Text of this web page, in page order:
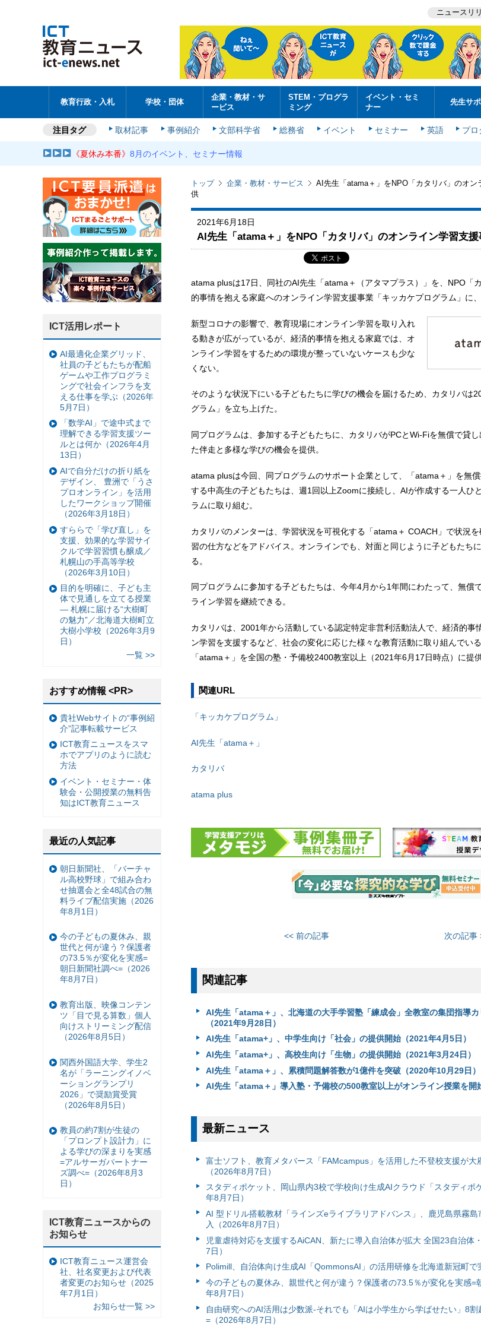
ニュースリ
教育行政・入札 学校・団体
企業・教材・サ
ービス
STEM・プログラ
ミング
イベント・セミ
ナー
先生サ
注目タグ 取材記事 事例紹介 文部科学省 総務省 イベント セミナー 英語 プロ
《夏休み本番》8月のイベント、セミナー情報
トップ 企業・教材・サービス
AI先生「atama＋」をNPO「カタリバ」のオン
供
2021年6月18日
AI先生「atama＋」をNPO「カタリバ」のオンライン学習支
atama plusは17日、同社のAI先生「atama＋（アタマプラス）」を、NPO「
的事情を抱える家庭へのオンライン学習支援事業「キッカケプログラム」に
新型コロナの影響で、教育現場にオンライン学習を取り入れ
る動きが広がっているが、経済的事情を抱える家庭では、オ
ンライン学習をするための環境が整っていないケースも少な
くない。
そのような状況下にいる子どもたちに学びの機会を届けるため、カタリバは
グラム」を立ち上げた。
同プログラムは、参加する子どもたちに、カタリバがPCとWi-Fiを無償で貸
た伴走と多様な学びの機会を提供。
atama plusは今回、同プログラムのサポート企業として、「atama＋」を無
する中高生の子どもたちは、週1回以上Zoomに接続し、AIが作成する一人ひ
ラムに取り組む。
カタリバのメンターは、学習状況を可視化する「atama＋ COACH」で状況
習の仕方などをアドバイス。オンラインでも、対面と同じように子どもたち
る。
同プログラムに参加する子どもたちは、今年4月から1年間にわたって、無償
ライン学習を継続できる。
カタリバは、2001年から活動している認定特定非営利活動法人で、経済的事
ン学習を支援するなど、社会の変化に応じた様々な教育活動に取り組んでい
「atama＋」を全国の塾・予備校2400教室以上（2021年6月17日時点）に提
関連URL
「キッカケプログラム」
AI先生「atama＋」
カタリバ
atama plus
<< 前の記事 次の記事
関連記事
AI先生「atama＋」、北海道の大手学習塾「練成会」全教室の集団指導カ
（2021年9月28日）
AI先生「atama+」、中学生向け「社会」の提供開始（2021年4月5日）
AI先生「atama+」、高校生向け「生物」の提供開始（2021年3月24日）
AI先生「atama＋」、累積問題解答数が1億件を突破（2020年10月29日）
AI先生「atama＋」導入塾・予備校の500教室以上がオンライン授業を開
最新ニュース
富⼠ソフト、教育メタバース「FAMcampus」を活用した不登校支援が大
（2026年8月7日）
スタディポケット、岡山県内3校で学校向け生成AIクラウド「スタディポ
年8月7日）
AI 型ドリル搭載教材「ラインズeライブラリアドバンス」、鹿児島県霧
入（2026年8月7日）
児童虐待対応を支援するAiCAN、新たに導入自治体が拡大 全国23自治体
7日）
Polimill、自治体向け生成AI「QommonsAI」の活用研修を北海道新冠町で
今の子どもの夏休み、親世代と何が違う？保護者の73.5％が変化を実感=
年8月7日）
自由研究へのAI活用は少数派-それでも「AIは小学生から学ばせたい」8
=（2026年8月7日）
ICT活用レポート
AI最適化企業グリッド、
社員の子どもたちが配船
ゲームや工作プログラミ
ングで社会インフラを支
える仕事を学ぶ（2026年
5月7日）
「数学AI」で途中式まで
理解できる学習支援ツー
ルとは何か（2026年4月
13日）
AIで自分だけの折り紙を
デザイン、 豊洲で「うさ
プロオンライン」を活用
したワークショップ開催
（2026年3月18日）
すららで「学び直し」を
支援、効果的な学習サイ
クルで学習習慣も醸成／
札幌山の手高等学校
（2026年3月10日）
目的を明確に、子ども主
体で見通しを立てる授業
— 札幌に届ける“大樹町
の魅力”／北海道大樹町立
大樹小学校（2026年3月9
日）
一覧 >>
おすすめ情報 <PR>
貴社Webサイトの“事例紹
介”記事転載サービス
ICT教育ニュースをスマ
ホでアプリのように読む
方法
イベント・セミナー・体
験会・公開授業の無料告
知はICT教育ニュース
最近の人気記事
朝日新聞社、「バーチャ
ル高校野球」で組み合わ
せ抽選会と全48試合の無
料ライブ配信実施（2026
年8月1日）
今の子どもの夏休み、親
世代と何が違う？保護者
の73.5％が変化を実感=
朝日新聞社調べ=（2026
年8月7日）
教育出版、映像コンテン
ツ「目で見る算数」個人
向けストリーミング配信
（2026年8月5日）
関西外国語大学、学生2
名が「ラーニングイノベ
ーショングランプリ
2026」で奨励賞受賞
（2026年8月5日）
教員の約7割が生徒の
「プロンプト設計力」に
よる学びの深まりを実感
=アルサーガパートナー
ズ調べ=（2026年8月3
日）
ICT教育ニュースからの
お知らせ
ICT教育ニュース運営会
社、社名変更および代表
者変更のお知らせ（2025
年7月1日）
お知らせ一覧 >>